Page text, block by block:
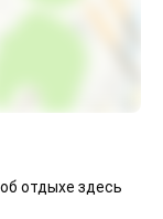
отдыхе здесь